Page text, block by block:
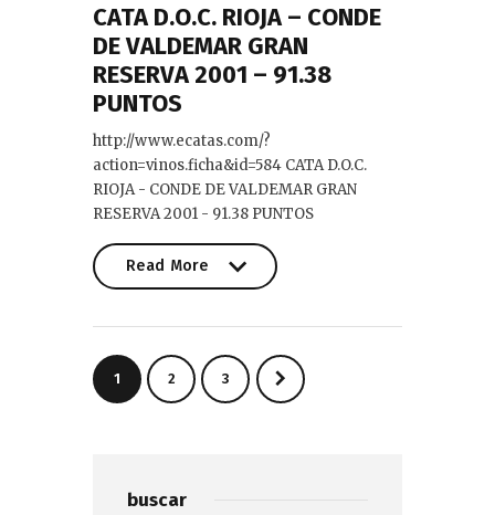
CATA D.O.C. RIOJA – CONDE
DE VALDEMAR GRAN
RESERVA 2001 – 91.38
PUNTOS
http://www.ecatas.com/?
action=vinos.ficha&id=584 CATA D.O.C.
RIOJA - CONDE DE VALDEMAR GRAN
RESERVA 2001 - 91.38 PUNTOS
Read More
Paginación
de
PAGE
1 PAGE
2 PAGE
3
>
buscar